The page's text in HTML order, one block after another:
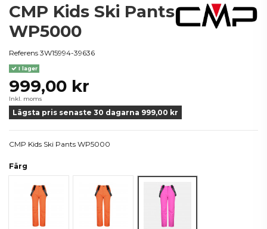
CMP Kids Ski Pants
WP5000
Referens 3W15994-39636
I lager
999,00 kr
Inkl. moms
Lägsta pris senaste 30 dagarna 999,00 kr
CMP Kids Ski Pants WP5000
Färg